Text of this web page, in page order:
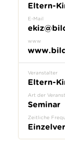
Eltern-
E-Mail
www
Veranstalter
Eltern-
Art der
Seminar
Zeitliche